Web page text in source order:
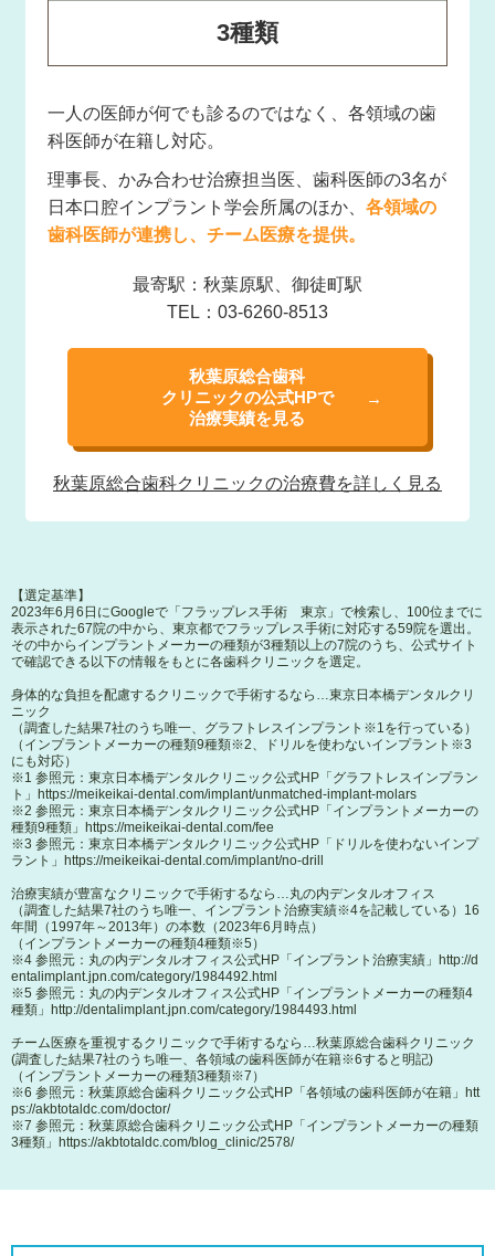
3種類
一人の医師が何でも診るのではなく、各領域の歯
科医師が在籍し対応。
理事長、かみ合わせ治療担当医、歯科医師の3名が
日本口腔インプラント学会所属のほか、 各領域の
歯科医師が連携し、チーム医療を提供。
最寄駅：秋葉原駅、御徒町駅
TEL：03-6260-8513
秋葉原総合歯科
クリニックの公式HPで
治療実績を見る
秋葉原総合歯科クリニックの治療費を詳しく見る
【選定基準】
2023年6月6日にGoogleで「フラップレス手術 東京」で検索し、100位までに
表示された67院の中から、東京都でフラップレス手術に対応する59院を選出。
その中からインプラントメーカーの種類が3種類以上の7院のうち、公式サイト
で確認できる以下の情報をもとに各歯科クリニックを選定。
身体的な負担を配慮するクリニックで手術するなら…東京日本橋デンタルクリ
ニック
（調査した結果7社のうち唯一、グラフトレスインプラント※1を行っている）
（インプラントメーカーの種類9種類※2、ドリルを使わないインプラント※3
にも対応）
※1 参照元：東京日本橋デンタルクリニック公式HP「グラフトレスインプラン
ト」
https://meikeikai-dental.com/implant/unmatched-implant-molars
※2 参照元：東京日本橋デンタルクリニック公式HP「インプラントメーカーの
種類9種類」
https://meikeikai-dental.com/fee
※3 参照元：東京日本橋デンタルクリニック公式HP「ドリルを使わないインプ
ラント」
https://meikeikai-dental.com/implant/no-drill
治療実績が豊富なクリニックで手術するなら…丸の内デンタルオフィス
（調査した結果7社のうち唯一、インプラント治療実績※4を記載している）16
年間（1997年～2013年）の本数（2023年6月時点）
（インプラントメーカーの種類4種類※5）
※4 参照元：丸の内デンタルオフィス公式HP「インプラント治療実績」
http://d
entalimplant.jpn.com/category/1984492.html
※5 参照元：丸の内デンタルオフィス公式HP「インプラントメーカーの種類4
種類」
http://dentalimplant.jpn.com/category/1984493.html
チーム医療を重視するクリニックで手術するなら…秋葉原総合歯科クリニック
(調査した結果7社のうち唯一、各領域の歯科医師が在籍※6すると明記)
（インプラントメーカーの種類3種類※7）
※6 参照元：秋葉原総合歯科クリニック公式HP「各領域の歯科医師が在籍」
htt
ps://akbtotaldc.com/doctor/
※7 参照元：秋葉原総合歯科クリニック公式HP「インプラントメーカーの種類
3種類」
https://akbtotaldc.com/blog_clinic/2578/